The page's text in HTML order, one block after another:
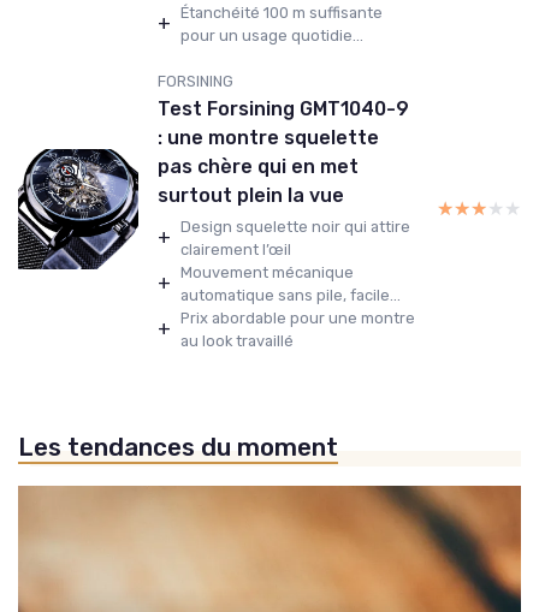
+ Étanchéité 100 m suffisante
pour un usage quotidie...
FORSINING
Test Forsining GMT1040-9
: une montre squelette
pas chère qui en met
surtout plein la vue
+ Design squelette noir qui attire
clairement l’œil
+ Mouvement mécanique
automatique sans pile, facile...
+ Prix abordable pour une montre
au look travaillé
★★★★★
★★★★★
Les tendances du moment